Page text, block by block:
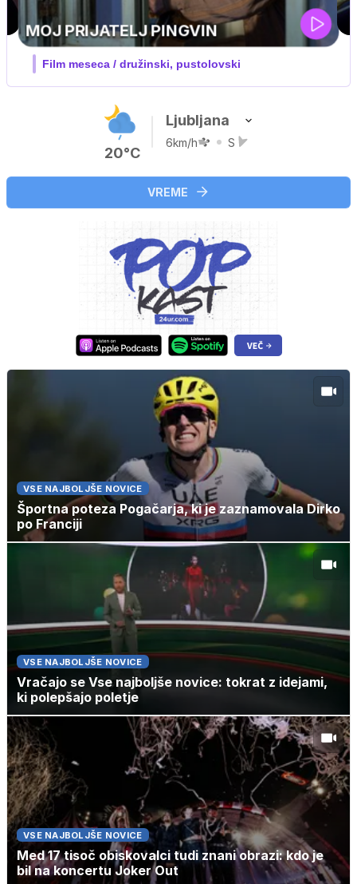
UEFA SUPERPOKAL
V živo na VOYO: sreda ob 20.30
20°C
Ljubljana
6km/h S
VREME
VSE NAJBOLJŠE NOVICE
Športna poteza Pogačarja, ki je zaznamovala Dirko
po Franciji
VSE NAJBOLJŠE NOVICE
Vračajo se Vse najboljše novice: tokrat z idejami,
ki polepšajo poletje
VSE NAJBOLJŠE NOVICE
Med 17 tisoč obiskovalci tudi znani obrazi: kdo je
bil na koncertu Joker Out